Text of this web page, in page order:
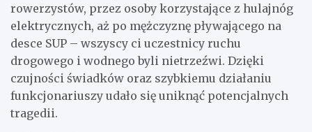
rowerzystów, przez osoby korzystające z hulajnóg
elektrycznych, aż po mężczyznę pływającego na
desce SUP – wszyscy ci uczestnicy ruchu
drogowego i wodnego byli nietrzeźwi. Dzięki
czujności świadków oraz szybkiemu działaniu
funkcjonariuszy udało się uniknąć potencjalnych
tragedii.